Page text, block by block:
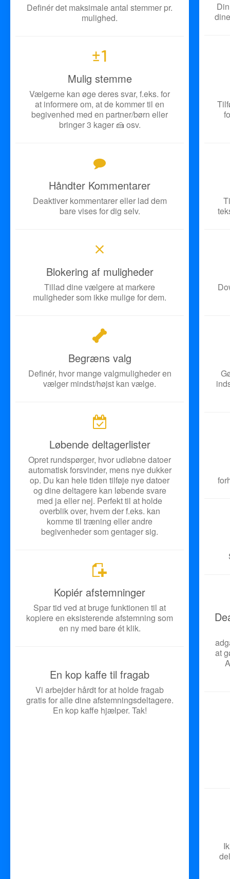
Definér det maksimale antal stemmer pr.
mulighed.
Mulig stemme
Vælgerne kan øge deres svar, f.eks. for
at informere om, at de kommer til en
begivenhed med en partner/børn eller
bringer 3 kager 🍰 osv.
Håndter Kommentarer
Deaktiver kommentarer eller lad dem
bare vises for dig selv.
Blokering af muligheder
Tillad dine vælgere at markere
muligheder som ikke mulige for dem.
Begræns valg
Definér, hvor mange valgmuligheder en
vælger mindst/højst kan vælge.
Løbende deltagerlister
Opret rundspørger, hvor udløbne datoer
automatisk forsvinder, mens nye dukker
op. Du kan hele tiden tilføje nye datoer
og dine deltagere kan løbende svare
med ja eller nej. Perfekt til at holde
overblik over, hvem der f.eks. kan
komme til træning eller andre
begivenheder som gentager sig.
Kopiér afstemninger
Spar tid ved at bruge funktionen til at
kopiere en eksisterende afstemning som
en ny med bare ét klik.
En kop kaffe til fragab
Vi arbejder hårdt for at holde fragab
gratis for alle dine afstemningsdeltagere.
En kop kaffe hjælper. Tak!
at